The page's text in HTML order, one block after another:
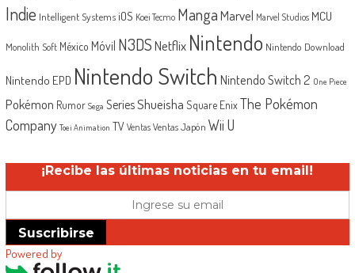
Indie Intelligent Systems iOS Koei Tecmo MangaMarvel Marvel Studios MCU
Monolith Soft México Móvil N3DSNetflix Nintendo Nintendo Download
Nintendo EPD Nintendo Switch Nintendo Switch 2 One Piece
Pokémon Rumor Sega SeriesShueisha Square EnixThe Pokémon
Company Toei Animation TV Ventas Ventas Japón Wii U
¡Recibe las últimas noticias en tu email!
Suscribirse
Powered by